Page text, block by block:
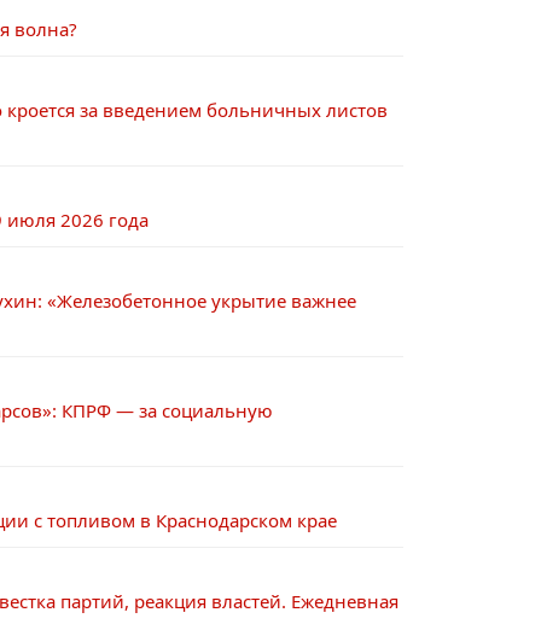
волна?
за введением больничных листов
июля 2026 года
«Железобетонное укрытие важнее
КПРФ — за социальную
с топливом в Краснодарском крае
партий, реакция властей. Ежедневная